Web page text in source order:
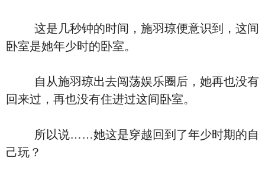
这是几秒钟的时间，施羽琼便意识到，这间
卧室是她年少时的卧室。
自从施羽琼出去闯荡娱乐圈后，她再也没有
回来过，再也没有住进过这间卧室。
所以说……她这是穿越回到了年少时期的自
己玩？